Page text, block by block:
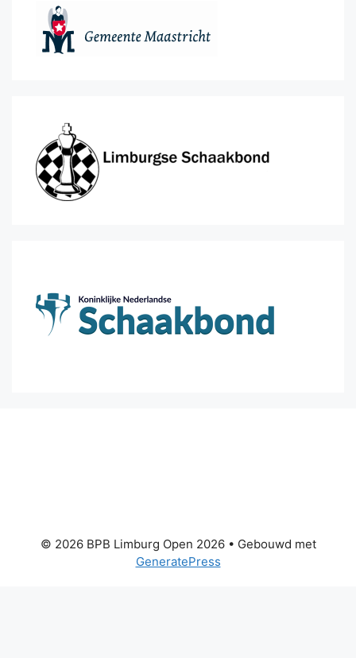
© 2026 BPB Limburg Open 2026• Gebouwd met
GeneratePress